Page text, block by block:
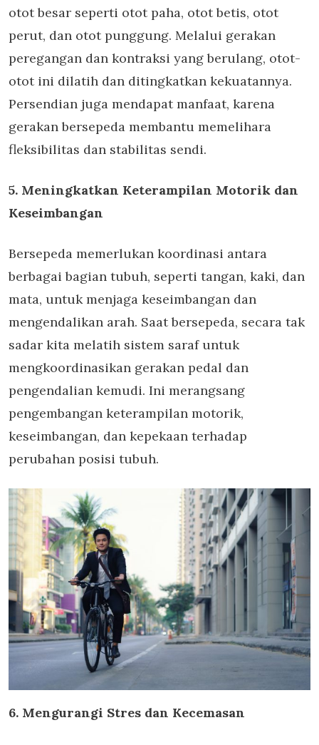
otot besar seperti otot paha, otot betis, otot
perut, dan otot punggung. Melalui gerakan
peregangan dan kontraksi yang berulang, otot-
otot ini dilatih dan ditingkatkan kekuatannya.
Persendian juga mendapat manfaat, karena
gerakan bersepeda membantu memelihara
fleksibilitas dan stabilitas sendi.
5. Meningkatkan Keterampilan Motorik dan
Keseimbangan
Bersepeda memerlukan koordinasi antara
berbagai bagian tubuh, seperti tangan, kaki, dan
mata, untuk menjaga keseimbangan dan
mengendalikan arah. Saat bersepeda, secara tak
sadar kita melatih sistem saraf untuk
mengkoordinasikan gerakan pedal dan
pengendalian kemudi. Ini merangsang
pengembangan keterampilan motorik,
keseimbangan, dan kepekaan terhadap
perubahan posisi tubuh.
6. Mengurangi Stres dan Kecemasan